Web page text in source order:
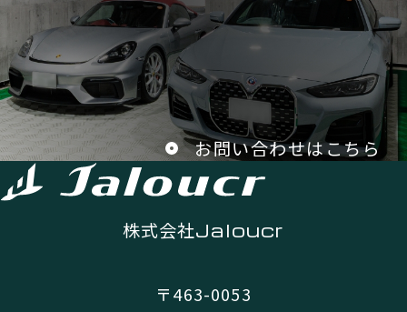
お問い合わせはこちら
株式会社Jaloucr
〒463-0053